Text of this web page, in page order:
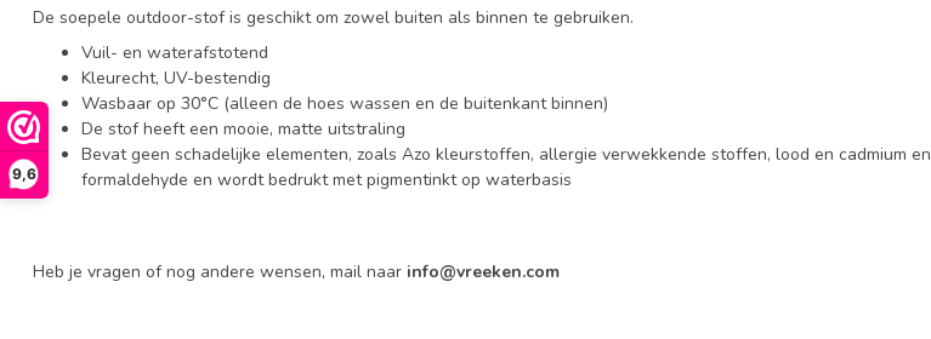
9,6
De soepele outdoor-stof is geschikt om zowel buiten als binnen te gebruiken.
Vuil- en waterafstotend
Kleurecht, UV-bestendig
Wasbaar op 30°C (alleen de hoes wassen en de buitenkant binnen)
De stof heeft een mooie, matte uitstraling
Bevat geen schadelijke elementen, zoals Azo kleurstoffen, allergie verwekkende stoffen, lood en cadmium en
formaldehyde en wordt bedrukt met pigmentinkt op waterbasis
Heb je vragen of nog andere wensen, mail naar info@vreeken.com